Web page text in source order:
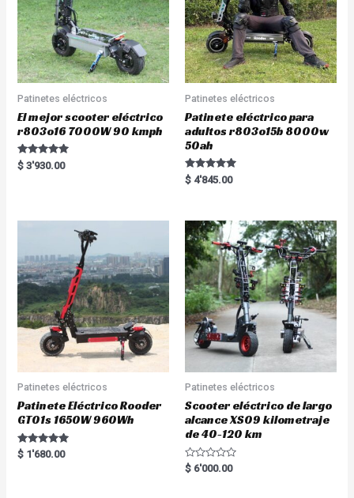
Patinetes eléctricos
El mejor scooter eléctrico
r803o16 7000W 90 kmph
Rated
5.00
$ 3'930.00
Patinetes eléctricos
Patinete eléctrico para
adultos r803o15b 8000w
50ah
Rated
5.00
$ 4'845.00
Patinetes eléctricos
Patinete Eléctrico Rooder
GT01s 1650W 960Wh
Rated
5.00
$ 1'680.00
Patinetes eléctricos
Scooter eléctrico de largo
alcance XS09 kilometraje
de 40-120 km
R
a
$ 6'000.00